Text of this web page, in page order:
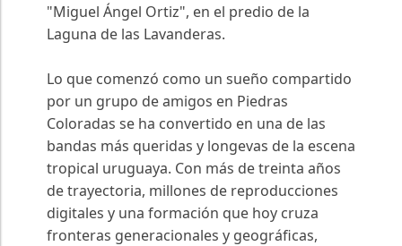
"Miguel Ángel Ortiz", en el predio de la
Laguna de las Lavanderas.
Lo que comenzó como un sueño compartido
por un grupo de amigos en Piedras
Coloradas se ha convertido en una de las
bandas más queridas y longevas de la escena
tropical uruguaya. Con más de treinta años
de trayectoria, millones de reproducciones
digitales y una formación que hoy cruza
fronteras generacionales y geográficas,